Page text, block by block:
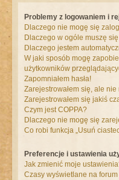
Problemy z logowaniem i
Dlaczego nie mogę się
Dlaczego w ogóle muszę
Dlaczego jestem
W jaki sposób mogę
użytkowników
Zapomniałem hasła!
Zarejestrowałem się, ale
Zarejestrowałem się jakiś
Czym jest COPPA?
Dlaczego nie mogę się
Co robi funkcja „Usuń
Preferencje i ustawienia
Jak zmienić moje
Czasy wyświetlane na